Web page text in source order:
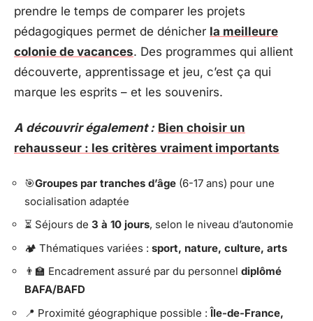
prendre le temps de comparer les projets
pédagogiques permet de dénicher la meilleure
colonie de vacances. Des programmes qui allient
découverte, apprentissage et jeu, c’est ça qui
marque les esprits – et les souvenirs.
A découvrir également : Bien choisir un
rehausseur : les critères vraiment importants
🎯Groupes par tranches d’âge (6-17 ans) pour une
socialisation adaptée
⏳ Séjours de 3 à 10 jours, selon le niveau d’autonomie
🏕️ Thématiques variées : sport, nature, culture, arts
👨‍🏫 Encadrement assuré par du personnel diplômé
BAFA/BAFD
📍 Proximité géographique possible :Île-de-France,